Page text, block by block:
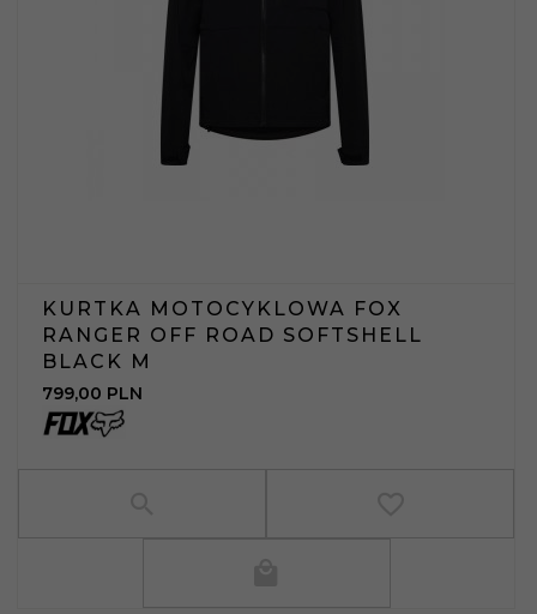
KURTKA MOTOCYKLOWA FOX
RANGER OFF ROAD SOFTSHELL
BLACK M
799,00 PLN